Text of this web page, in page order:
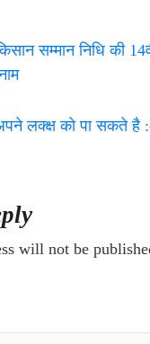
सम्मान निधि की
लक्क्ष को पा सकते है
will not be